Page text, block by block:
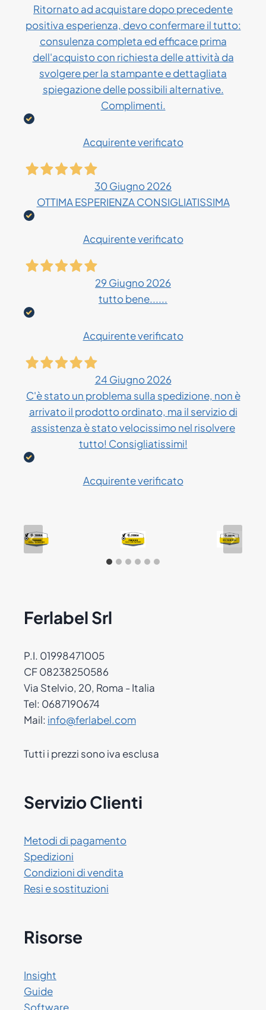
Ritornato ad acquistare dopo precedente
positiva esperienza, devo confermare il tutto:
consulenza completa ed efficace prima
dell'acquisto con richiesta delle attività da
svolgere per la stampante e dettagliata
spiegazione delle possibili alternative.
Complimenti.
Acquirente verificato
30 Giugno 2026
OTTIMA ESPERIENZA CONSIGLIATISSIMA
Acquirente verificato
29 Giugno 2026
tutto bene......
Acquirente verificato
24 Giugno 2026
C'è stato un problema sulla spedizione, non è
arrivato il prodotto ordinato, ma il servizio di
assistenza è stato velocissimo nel risolvere
tutto! Consigliatissimi!
Acquirente verificato
Ferlabel Srl
P.I. 01998471005
CF 08238250586
Via Stelvio, 20, Roma - Italia
Tel: 0687190674
Mail: info@ferlabel.com
Tutti i prezzi sono iva esclusa
Servizio Clienti
Metodi di pagamento
Spedizioni
Condizioni di vendita
Resi e sostituzioni
Risorse
Insight
Guide
Software